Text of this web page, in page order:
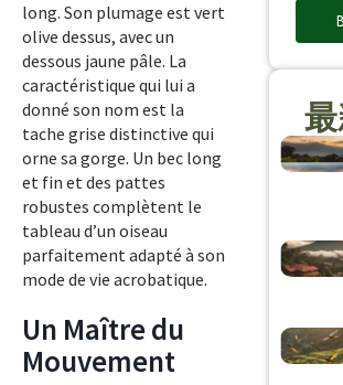
long. Son plumage est vert
olive dessus, avec un
dessous jaune pâle. La
caractéristique qui lui a
donné son nom est la
tache grise distinctive qui
orne sa gorge. Un bec long
et fin et des pattes
robustes complètent le
tableau d’un oiseau
parfaitement adapté à son
mode de vie acrobatique.
Un Maître du
Mouvement